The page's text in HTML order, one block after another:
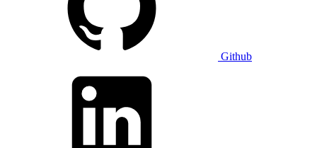
Github